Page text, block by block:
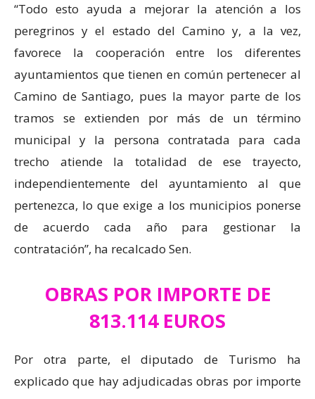
“Todo esto ayuda a mejorar la atención a los
peregrinos y el estado del Camino y, a la vez,
favorece la cooperación entre los diferentes
ayuntamientos que tienen en común pertenecer al
Camino de Santiago, pues la mayor parte de los
tramos se extienden por más de un término
municipal y la persona contratada para cada
trecho atiende la totalidad de ese trayecto,
independientemente del ayuntamiento al que
pertenezca, lo que exige a los municipios ponerse
de acuerdo cada año para gestionar la
contratación”, ha recalcado Sen.
OBRAS POR IMPORTE DE
813.114 EUROS
Por otra parte, el diputado de Turismo ha
explicado que hay adjudicadas obras por importe